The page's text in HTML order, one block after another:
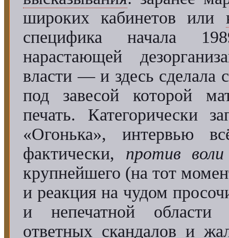
широких кабинетов или
специфика начала
нарастающей
власти — и здесь сделала
под завесой которой
печать. Категорически
«Огонька», интервью
фактически, против воли
крупнейшего (на тот
и реакция на чудом
и непечатной области
ответных скандалов и